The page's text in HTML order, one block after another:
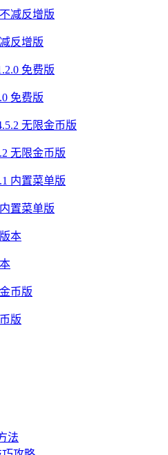
反增版
免费版
无限金币版
置菜单版
版
法